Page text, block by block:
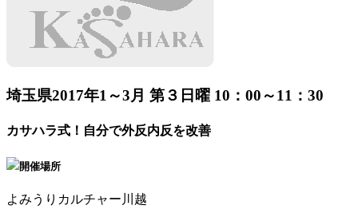
埼玉県2017年1～3月 第３日曜 10：00～11：30
カサハラ式！自分で外反内反を改善
開催場所
よみうりカルチャー川越